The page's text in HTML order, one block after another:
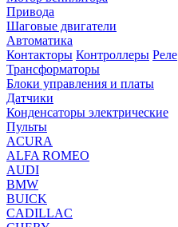
Привода
Шаговые двигатели
Автоматика
Контакторы Контроллеры Реле
Трансформаторы
Блоки управления и платы
Датчики
Конденсаторы электрические
Пульты
ACURA
ALFA ROMEO
AUDI
BMW
BUICK
CADILLAC